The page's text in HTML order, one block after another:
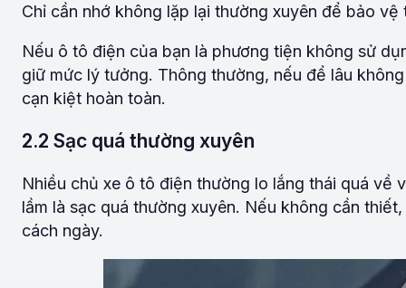
Chỉ cần nhớ không lặp lại thường xuyên để bảo vệ
Nếu ô tô điện của bạn là phương tiện không sử
giữ mức lý tưởng. Thông thường, nếu để lâu
cạn kiệt hoàn toàn.
2.2 Sạc quá thường xuyên
Nhiều chủ xe ô tô điện thường lo lắng thái quá
lầm là sạc quá thường xuyên. Nếu không cần
cách ngày.